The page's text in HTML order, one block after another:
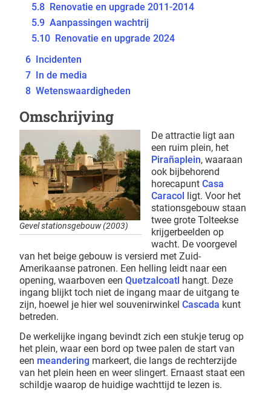
5.8 Renovatie en upgrade 2011-2014
5.9 Aanpassingen wachtrij
5.10 Renovatie en upgrade 2024
6 Incidenten
7 In de media
8 Wetenswaardigheden
Omschrijving
Gevel stationsgebouw (2003)
De attractie ligt aan
een ruim plein, het
Pirañaplein, waaraan
ook bijbehorend
horecapunt Casa
Caracol ligt. Voor het
stationsgebouw staan
twee grote Tolteekse
krijgerbeelden op
wacht. De voorgevel
van het beige gebouw is versierd met Zuid-
Amerikaanse patronen. Een helling leidt naar een
opening, waarboven een Quetzalcoatl hangt. Deze
ingang blijkt toch niet de ingang maar de uitgang te
zijn, hoewel je hier wel souvenirwinkel Cascada kunt
betreden.
De werkelijke ingang bevindt zich een stukje terug op
het plein, waar een bord op twee palen de start van
een meandering markeert, die langs de rechterzijde
van het plein heen en weer slingert. Ernaast staat een
schildje waarop de huidige wachttijd te lezen is.